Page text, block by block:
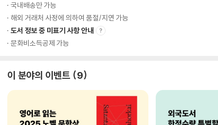
국내배송만 가능
해외 거래처 사정에 의하여 품절/지연 가능
도서 정보 중 미표기 사항 안내
문화비소득공제 가능
이 분야의 이벤트 9